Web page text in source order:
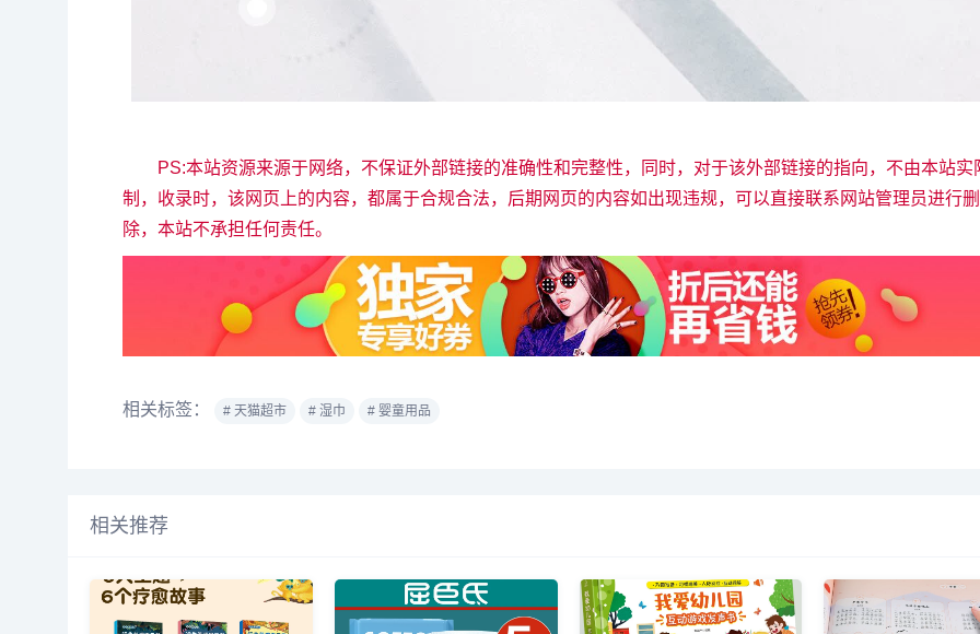
PS:本站资源来源于网络，不保证外部链接的准确性和完整性，同时，对于该外部链接的指向，不由本站实
制，收录时，该网页上的内容，都属于合规合法，后期网页的内容如出现违规，可以直接联系网站管理员进行删
除，本站不承担任何责任。
相关标签： # 天猫超市 # 湿巾 # 婴童用品
相关推荐